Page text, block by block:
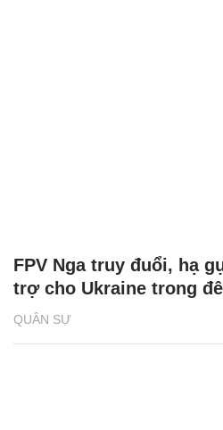
QUÂN SỰ
FPV Nga truy đuổi, hạ
trợ cho Ukraine trong